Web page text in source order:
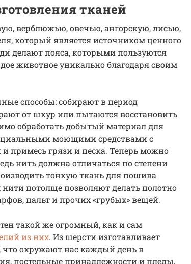
тканей
верблюжью, овечью, ангорскую, лисью,
который является источником ценного
делают пояса, которыми пользуются
животное уникально благодаря своим
способы: собирают в период
от шкур или пытаются восстановить
обработать добытый материал для
моющими средствами с
примесь грязи и песка. Теперь можно
нить должна отличаться по степени
тонкую ткань для пошива
потолще позволяют делать полотно
пальт и прочих «грубых» вещей.
такой же огромный, как и сам
из них. Из шерсти изготавливает
что окружают нас каждый день в
постельные принадлежности и пледы,